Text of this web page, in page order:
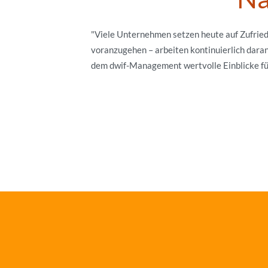
"Viele Unternehmen setzen heute auf
voranzugehen – arbeiten kontinuierlich
dem dwif-Management wertvolle Einblicke